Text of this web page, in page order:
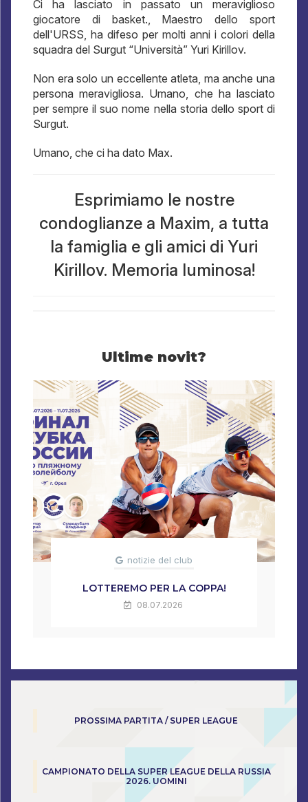
Ci ha lasciato in passato un meraviglioso
giocatore di basket., Maestro dello sport
dell'URSS, ha difeso per molti anni i colori della
squadra del Surgut “Università” Yuri Kirillov.
Non era solo un eccellente atleta, ma anche una
persona meravigliosa. Umano, che ha lasciato
per sempre il suo nome nella storia dello sport di
Surgut.
Umano, che ci ha dato Max.
Esprimiamo le nostre
condoglianze a Maxim, a tutta
la famiglia e gli amici di Yuri
Kirillov. Memoria luminosa!
Ultime novit?
notizie del club
LOTTEREMO PER LA COPPA!
08.07.2026
PROSSIMA PARTITA / SUPER LEAGUE
CAMPIONATO DELLA SUPER LEAGUE DELLA RUSSIA
2026. UOMINI